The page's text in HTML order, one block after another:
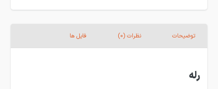
توضیحات نظرات (0) فایل ها
رله